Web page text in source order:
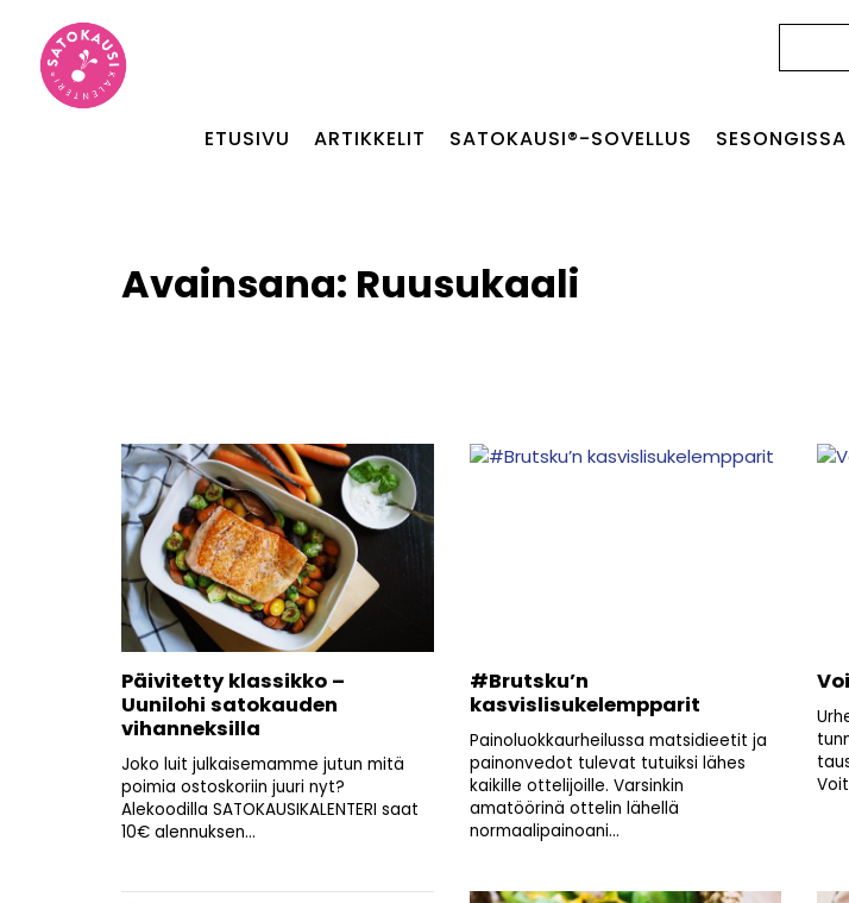
ETUSIVU ARTIKKELIT SATOKAUSI®-SOVELLUS
Avainsana: Ruusukaali
Päivitetty klassikko –
Uunilohi satokauden
vihanneksilla
Joko luit julkaisemamme jutun mitä
poimia ostoskoriin juuri nyt?
Alekoodilla SATOKAUSIKALENTERI saat
10€ alennuksen...
#Brutsku’n
kasvislisukelempparit
Painoluokkaurheilussa matsidieetit ja
painonvedot tulevat tutuiksi lähes
kaikille ottelijoille. Varsinkin
amatöörinä ottelin lähellä
normaalipainoani...